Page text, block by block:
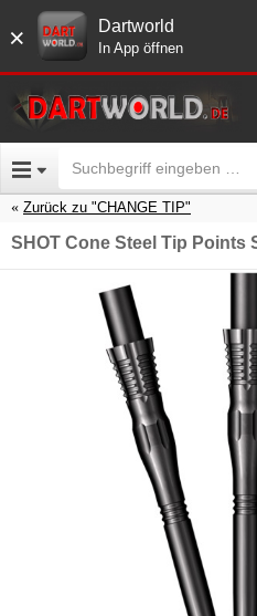
× Dartworld
In App öffnen
Zurück zu "CHANGE TIP"
SHOT Cone Steel Tip Points